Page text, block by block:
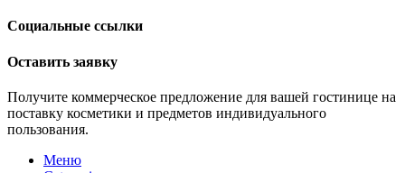
Социальные ссылки
Оставить заявку
Получите коммерческое предложение для вашей гостинице на
поставку косметики и предметов индивидуального
пользования.
Меню